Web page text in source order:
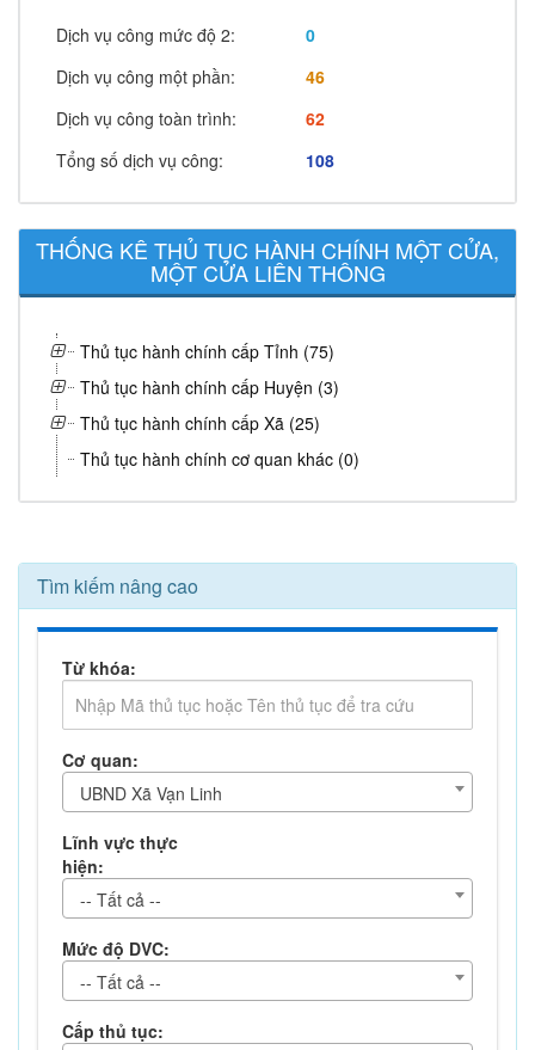
Dịch vụ công mức độ 2:
0
Dịch vụ công một phần:
46
Dịch vụ công toàn trình:
62
Tổng số dịch vụ công:
108
THỐNG KÊ THỦ TỤC HÀNH CHÍNH MỘT CỬA,
MỘT CỬA LIÊN THÔNG
Thủ tục hành chính cấp Tỉnh (75)
Thủ tục hành chính cấp Huyện (3)
Thủ tục hành chính cấp Xã (25)
Thủ tục hành chính cơ quan khác (0)
Tìm kiếm nâng cao
Từ khóa:
Cơ quan:
UBND Xã Vạn Linh
Lĩnh vực thực
hiện:
-- Tất cả --
Mức độ DVC:
-- Tất cả --
Cấp thủ tục: